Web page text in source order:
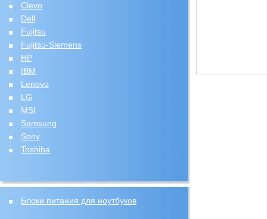
Clevo
Dell
Fujitsu
Fujitsu-Siemens
HP
IBM
Lenovo
LG
MSI
Samsung
Sony
Toshiba
Блоки питания для ноутбуков